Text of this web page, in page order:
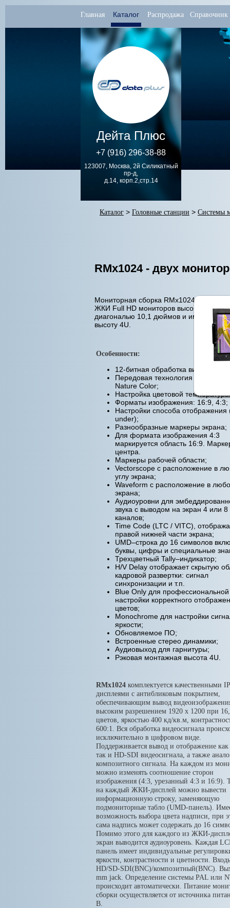
Главная Каталог Распродажа Справочник
Дейта Плюс
+7 (916) 296-38-88
123007, Москва, 2й Силикатный
пр-д,
д.14, корп.2,стр.14
Каталог > Головные станции > Системы
RMx1024 - двух
Мониторная сборка RMx1024 состоит
ЖКИ Full HD мониторов высокого
диагональю 10,1 дюймов и имеет
высоту 4U.
Особенности:
12-битная обработка
Передовая технология передачи
Nature Color;
Настройка цветовой
Форматы изображения: 16:9, 4:3;
Настройки способа отображения
under);
Разнообразные маркеры экрана;
Для формата изображения 4:3
маркируется область 16:9.
центра.
Маркеры рабочей области;
Vectorscope c расположение в
углу экрана;
Waveform c расположение в
экрана;
Аудиоуровни для
звука c выводом на экран 4 или 8
каналов;
Time Сode (LTC / VITC),
правой нижней части экрана;
UMD–строка до 16 символов
буквы, цифры и специальные
Трехцветный Tally–индикатор;
H/V Delay отображает скрытую
кадровой развертки: сигнал
синхронизации и т.п.
Blue Only для профессиональной
настройки корректного
цветов;
Monochrome для настройки
яркости;
Обновляемое ПО;
Встроенные стерео динамики;
Аудиовыход для гарнитуры;
Рэковая монтажная высота 4U.
RMx1024 комплектуется качественными
дисплеями с антибликовым покрытием,
обеспечивающим вывод
высоким разрешением 1920 x 1200 при
цветов, яркостью 400 кд/кв.м,
600:1. Вся обработка видеосигнала
исключительно в цифровом виде.
Поддерживается вывод и отображение
так и HD-SDI видеосигнала, а также
композитного сигнала. На каждом из
можно изменять соотношение сторон
изображения (4:3, урезанный 4:3 и 16:9).
на каждый ЖКИ-дисплей можно вывести
информационную строку, заменяющую
подмониторные табло (UMD-панель).
возможность выбора цвета надписи, при
сама надпись может содержать до 16
Помимо этого для каждого из ЖКИ-
экран выводится аудиоуровень. Каждая
панель имеет индивидуальные
яркости, контрастности и цветности.
HD/SD-SDI(BNC)/композитный(BNC).
mm jack. Определение системы PAL или
происходит автоматически. Питание
сборки осуществляется от источника
В.